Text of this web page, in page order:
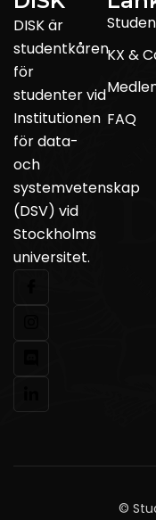
DISK är
studentkåren
för
studenter vid
Institutionen
för data-
och
systemvetenskap
(DSV) vid
Stockholms
universitet.
KX &
FAQ
©